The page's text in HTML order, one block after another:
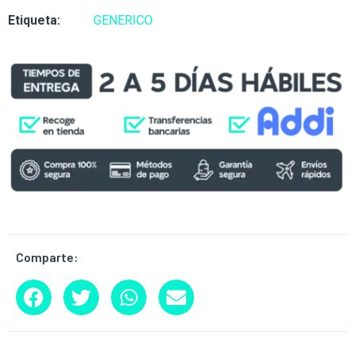
Etiqueta:
GENERICO
Comparte: